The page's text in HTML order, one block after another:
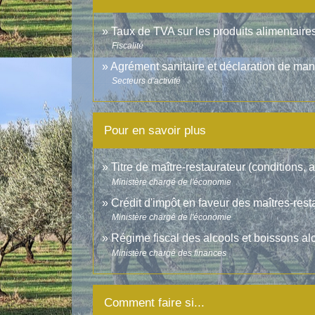
Taux de TVA sur les produits
Fiscalité
Agrément sanitaire et déclaration de
Secteurs d'activité
Pour en savoir plus
Titre de maître-restaurateur (conditions,
Ministère chargé de l'économie
Crédit d'impôt en faveur des maîtres-
Ministère chargé de l'économie
Régime fiscal des alcools et boissons
Ministère chargé des finances
Comment faire si...